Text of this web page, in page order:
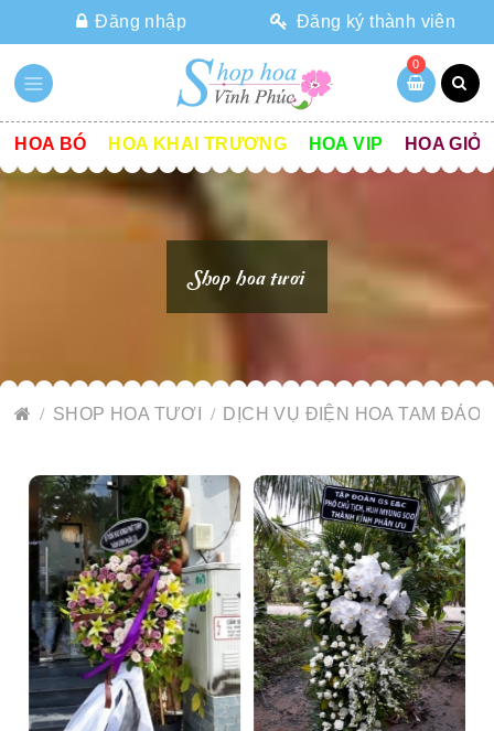
Đăng nhập Đăng ký thành viên
0
HOA BÓ HOA KHAI TRƯƠNG HOA VIP HOA GIỎ
Shop hoa tươi
SHOP HOA TƯƠI DỊCH VỤ ĐIỆN HOA TAM ĐẢO